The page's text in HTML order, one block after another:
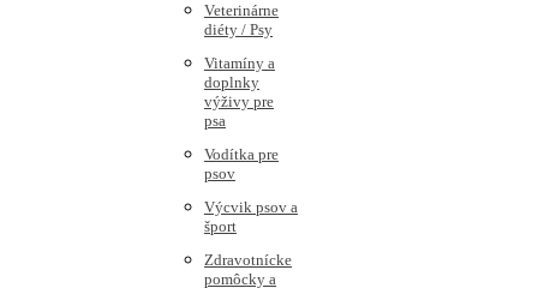
Veterinárne
diéty / Psy
Vitamíny a
doplnky
výživy pre
psa
Vodítka pre
psov
Výcvik psov a
šport
Zdravotnícke
pomôcky a